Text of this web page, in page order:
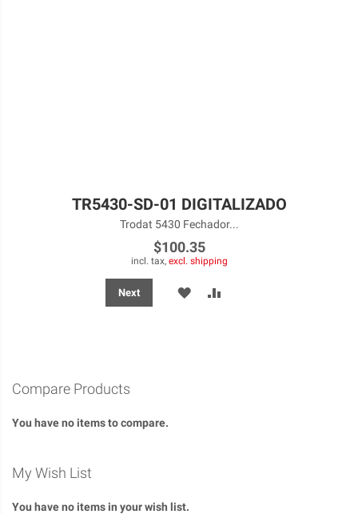
TR5430-SD-01 DIGITALIZADO
Trodat 5430 Fechador...
$100.35
incl. tax, excl. shipping
Next ADD
Compare Products
You have no items to compare.
My Wish List
You have no items in your wish list.